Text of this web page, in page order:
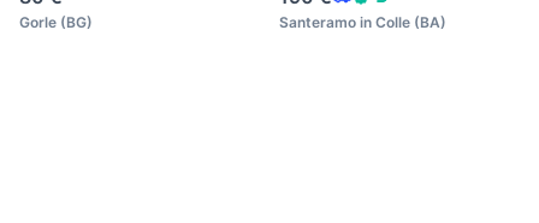
Gorle (BG) Santeramo in Colle (BA)